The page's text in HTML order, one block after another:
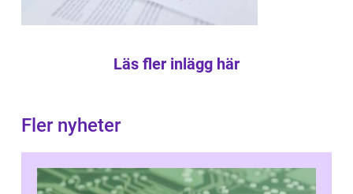
Läs fler inlägg här
Fler nyheter